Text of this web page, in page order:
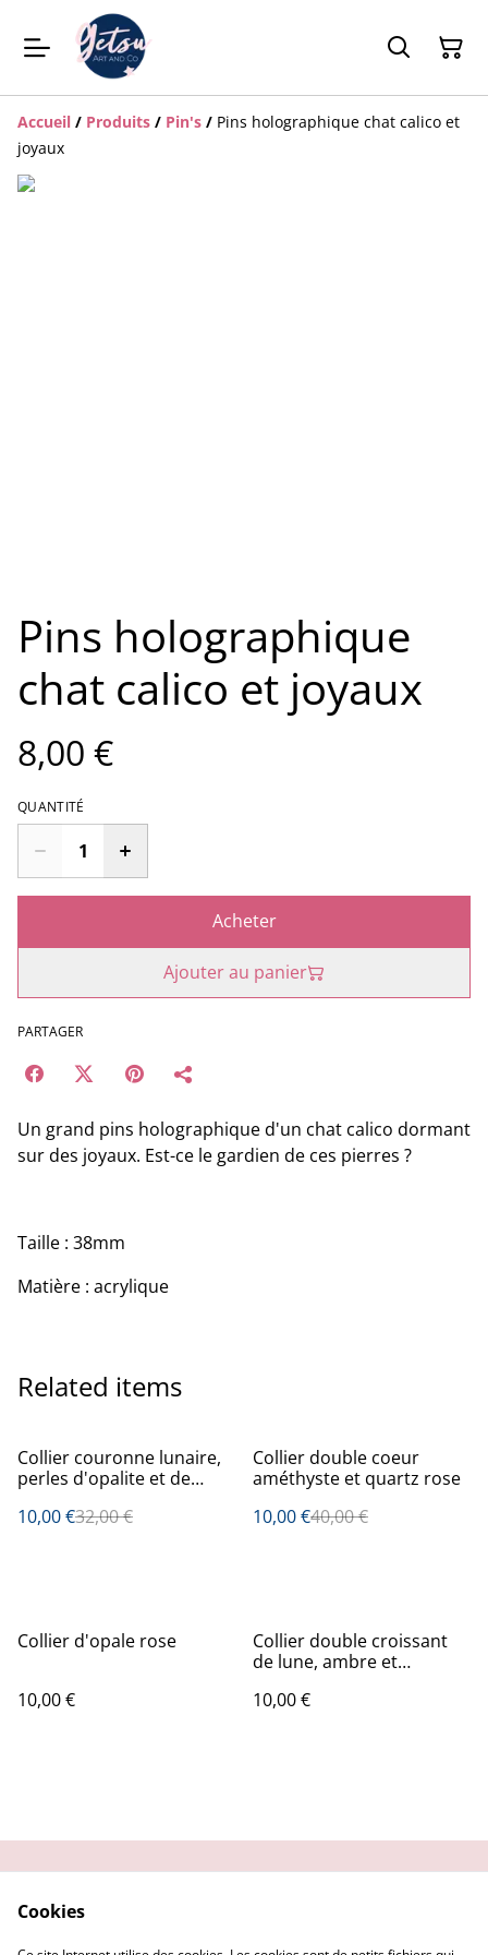
Accueil / Produits / Pin's / Pins holographique chat calico et
joyaux
Pins holographique
chat calico et joyaux
8,00 €
QUANTITÉ
Acheter
Ajouter au panier
PARTAGER
Un grand pins holographique d'un chat calico dormant
sur des joyaux. Est-ce le gardien de ces pierres ?
Taille : 38mm
Matière : acrylique
Related items
%
Collier couronne lunaire,
perles d'opalite et de
10,00 €32,00 €
%
Collier double coeur
améthyste et quartz rose
10,00 €40,00 €
Collier d'opale rose
10,00 €
Collier double croissant
de lune, ambre et
10,00 €
Confidentialité
Demander un retour
Cookies